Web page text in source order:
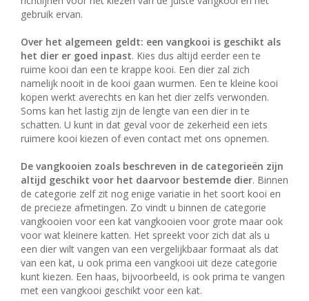
gebruik ervan.
Over het algemeen geldt: een vangkooi is geschikt als
het dier er goed inpast. Kies dus altijd eerder een te
ruime kooi dan een te krappe kooi. Een dier zal zich
namelijk nooit in de kooi gaan wurmen. Een te kleine kooi
kopen werkt averechts en kan het dier zelfs verwonden.
Soms kan het lastig zijn de lengte van een dier in te
schatten. U kunt in dat geval voor de zekerheid een iets
ruimere kooi kiezen of even contact met ons opnemen.
De vangkooien zoals beschreven in de categorieën zijn
altijd geschikt voor het daarvoor bestemde dier. Binnen
de categorie zelf zit nog enige variatie in het soort kooi en
de precieze afmetingen. Zo vindt u binnen de categorie
vangkooien voor een kat vangkooien voor grote maar ook
voor wat kleinere katten. Het spreekt voor zich dat als u
een dier wilt vangen van een vergelijkbaar formaat als dat
van een kat, u ook prima een vangkooi uit deze categorie
kunt kiezen. Een haas, bijvoorbeeld, is ook prima te vangen
met een vangkooi geschikt voor een kat.